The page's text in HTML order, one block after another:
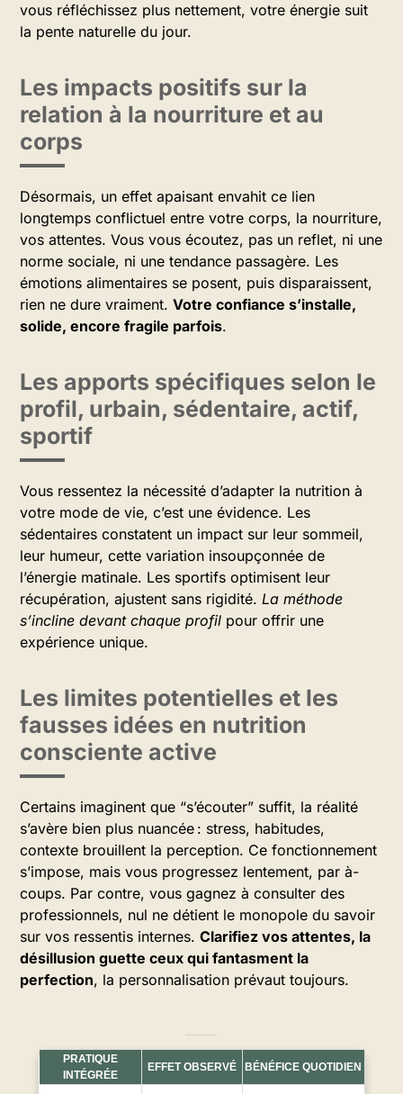
vous réfléchissez plus nettement, votre énergie suit
la pente naturelle du jour.
Les impacts positifs sur la
relation à la nourriture et au
corps
Désormais, un effet apaisant envahit ce lien
longtemps conflictuel entre votre corps, la nourriture,
vos attentes. Vous vous écoutez, pas un reflet, ni une
norme sociale, ni une tendance passagère. Les
émotions alimentaires se posent, puis disparaissent,
rien ne dure vraiment. Votre confiance s’installe,
solide, encore fragile parfois.
Les apports spécifiques selon le
profil, urbain, sédentaire, actif,
sportif
Vous ressentez la nécessité d’adapter la nutrition à
votre mode de vie, c’est une évidence. Les
sédentaires constatent un impact sur leur sommeil,
leur humeur, cette variation insoupçonnée de
l’énergie matinale. Les sportifs optimisent leur
récupération, ajustent sans rigidité. La méthode
s’incline devant chaque profil pour offrir une
expérience unique.
Les limites potentielles et les
fausses idées en nutrition
consciente active
Certains imaginent que “s’écouter” suffit, la réalité
s’avère bien plus nuancée : stress, habitudes,
contexte brouillent la perception. Ce fonctionnement
s’impose, mais vous progressez lentement, par à-
coups. Par contre, vous gagnez à consulter des
professionnels, nul ne détient le monopole du savoir
sur vos ressentis internes. Clarifiez vos attentes, la
désillusion guette ceux qui fantasment la
perfection, la personnalisation prévaut toujours.
PRATIQUE
INTÉGRÉE
EFFET OBSERVÉ BÉNÉFICE QUOTIDIEN